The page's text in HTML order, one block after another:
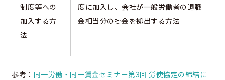
制度等への
加入する方
法
度に加入し、会社が一般労働者の退職
金相当分の掛金を拠出する方法
参考： 同一労働・同一賃金セミナー第3回 労使協定の締結に